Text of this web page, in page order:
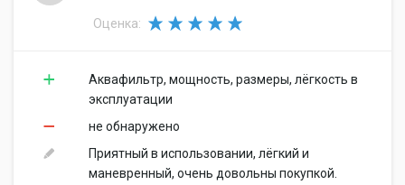
Оценка:
Аквафильтр, мощность, размеры, лёгкость в
эксплуатации
не обнаружено
Приятный в использовании, лёгкий и
маневренный, очень довольны покупкой.